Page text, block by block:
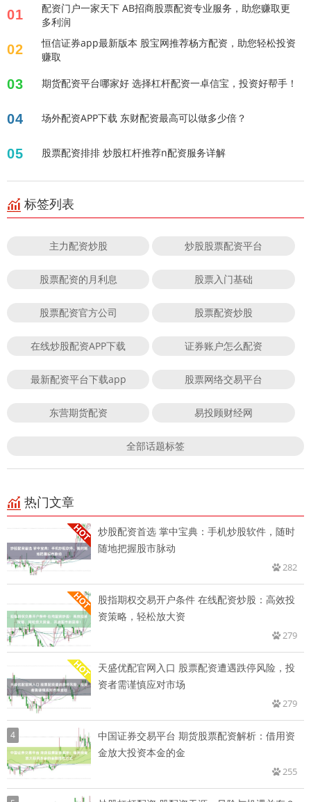
01
配资门户一家天下 AB招商股票配资专业服务，助您赚取更
多利润
02
恒信证券app最新版本 股宝网推荐杨方配资，助您轻松投资
赚取
03 期货配资平台哪家好 选择杠杆配资一卓信宝，投资好帮手！
04 场外配资APP下载 东财配资最高可以做多少倍？
05 股票配资排排 炒股杠杆推荐n配资服务详解
标签列表
主力配资炒股 炒股股票配资平台
股票配资的月利息 股票入门基础
股票配资官方公司 股票配资炒股
在线炒股配资APP下载 证券账户怎么配资
最新配资平台下载app 股票网络交易平台
东营期货配资 易投顾财经网
全部话题标签
热门文章
炒股配资首选 掌中宝典：手机炒股软件，随时
随地把握股市脉动
282
股指期权交易开户条件 在线配资炒股：高效投
资策略，轻松放大资
279
天盛优配官网入口 股票配资遭遇跌停风险，投
资者需谨慎应对市场
279
4
中国证券交易平台 期货股票配资解析：借用资
金放大投资本金的金
255